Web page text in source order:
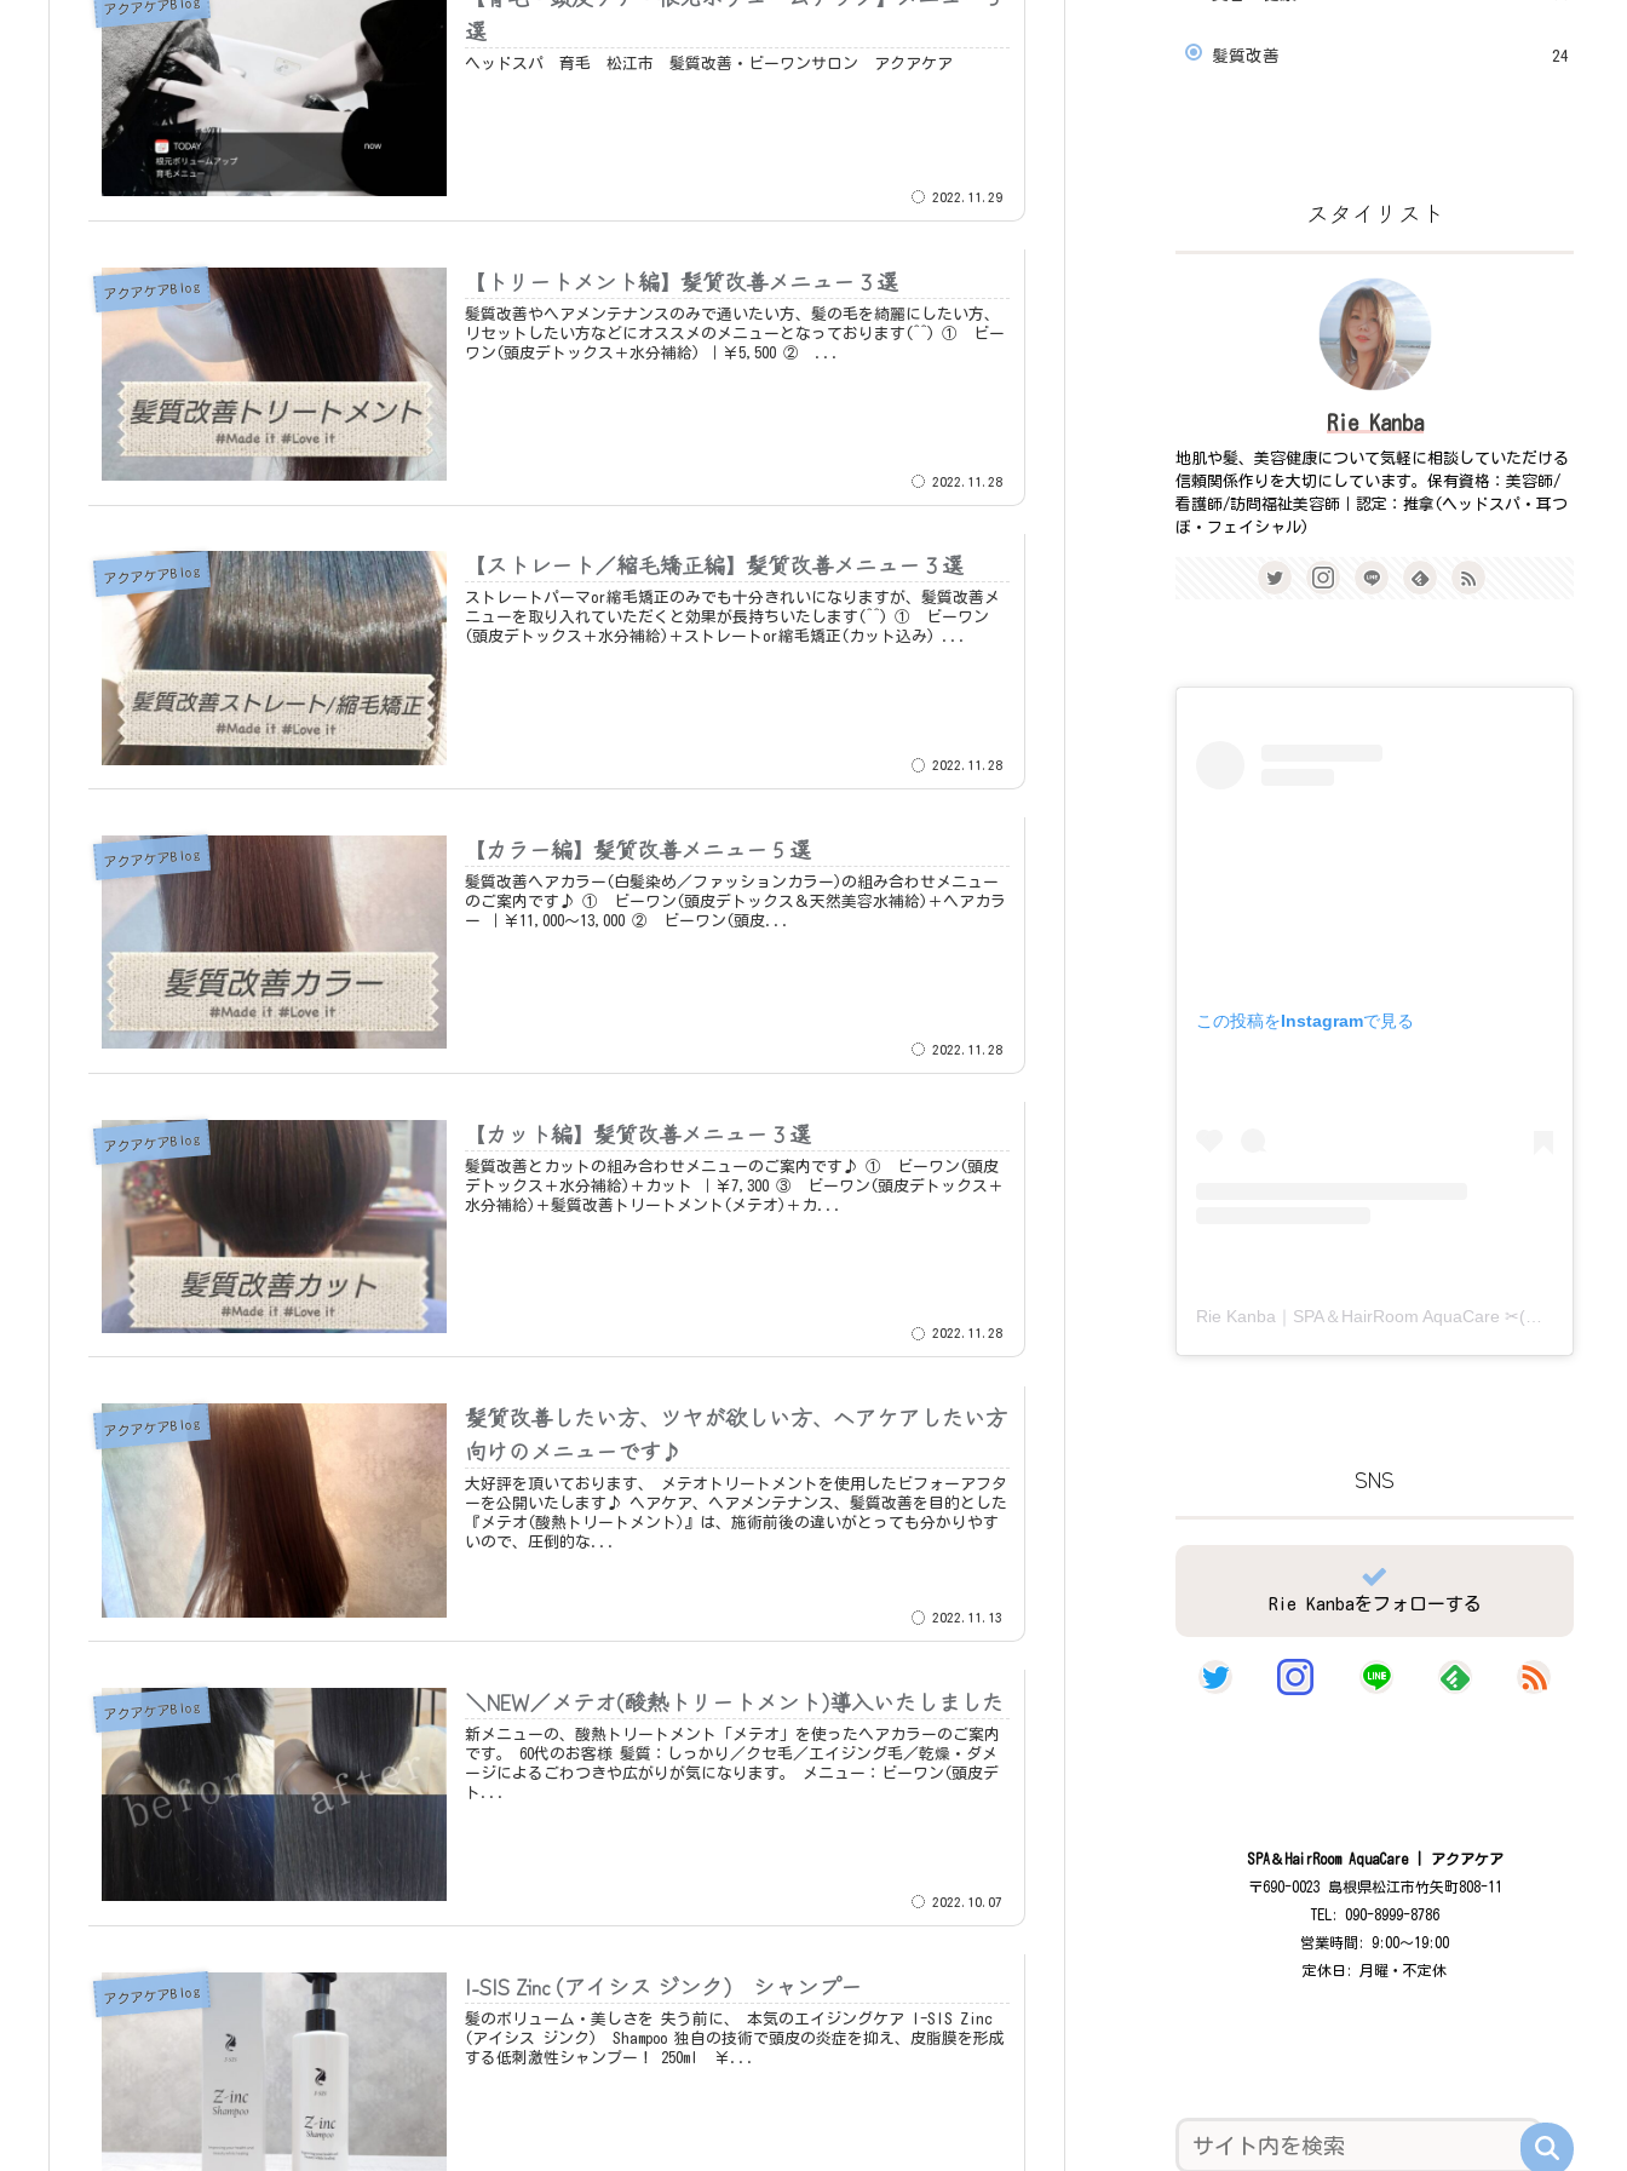
アクアケアBlog
選
ヘッドスパ 育毛 松江市 髪質改善・ビーワンサロン アクアケア
2022.11.29
アクアケアBlog 【トリートメント編】髪質改善メニュー３選
髪質改善やヘアメンテナンスのみで通いたい方、髪の毛を綺麗にしたい方、
リセットしたい方などにオススメのメニューとなっております(^^) ① ビー
ワン(頭皮デトックス＋水分補給) ｜￥5,500 ② ...
2022.11.28
アクアケアBlog 【ストレート／縮毛矯正編】髪質改善メニュー３選
ストレートパーマor縮毛矯正のみでも十分きれいになりますが、髪質改善メ
ニューを取り入れていただくと効果が長持ちいたします(^^) ① ビーワン
(頭皮デトックス＋水分補給)＋ストレートor縮毛矯正(カット込み) ...
2022.11.28
アクアケアBlog 【カラー編】髪質改善メニュー５選
髪質改善ヘアカラー(白髪染め／ファッションカラー)の組み合わせメニュー
のご案内です♪ ① ビーワン(頭皮デトックス＆天然美容水補給)＋ヘアカラ
ー ｜￥11,000～13,000 ② ビーワン(頭皮...
2022.11.28
アクアケアBlog 【カット編】髪質改善メニュー３選
髪質改善とカットの組み合わせメニューのご案内です♪ ① ビーワン(頭皮
デトックス＋水分補給)＋カット ｜￥7,300 ③ ビーワン(頭皮デトックス＋
水分補給)＋髪質改善トリートメント(メテオ)＋カ...
2022.11.28
アクアケアBlog
髪質改善したい方、ツヤが欲しい方、ヘアケアしたい方
向けのメニューです♪
大好評を頂いております、 メテオトリートメントを使用したビフォーアフタ
ーを公開いたします♪ ヘアケア、ヘアメンテナンス、髪質改善を目的とした
『メテオ(酸熱トリートメント)』は、施術前後の違いがとっても分かりやす
いので、圧倒的な...
2022.11.13
アクアケアBlog ＼NEW／メテオ(酸熱トリートメント)導入いたしました
新メニューの、酸熱トリートメント「メテオ」を使ったヘアカラーのご案内
です。 60代のお客様 髪質：しっかり／クセ毛／エイジング毛／乾燥・ダメ
ージによるごわつきや広がりが気になります。 メニュー：ビーワン(頭皮デ
ト...
2022.10.07
アクアケアBlog I-SIS Zinc (アイシス ジンク) シャンプー
髪のボリューム・美しさを 失う前に、 本気のエイジングケア I-SIS Zinc
(アイシス ジンク) Shampoo 独自の技術で頭皮の炎症を抑え、皮脂膜を形成
する低刺激性シャンプー！ 250ml ￥...
髪質改善 24
スタイリスト
Rie Kanba
地肌や髪、美容健康について気軽に相談していただける
信頼関係作りを大切にしています。保有資格：美容師/
看護師/訪問福祉美容師｜認定：推拿(ヘッドスパ・耳つ
ぼ・フェイシャル)
この投稿をInstagramで見る
SNS
Rie Kanbaをフォローする
SPA＆HairRoom AquaCare | アクアケア
〒690-0023 島根県松江市竹矢町808-11
TEL: 090-8999-8786
営業時間: 9:00〜19:00
定休日: 月曜・不定休